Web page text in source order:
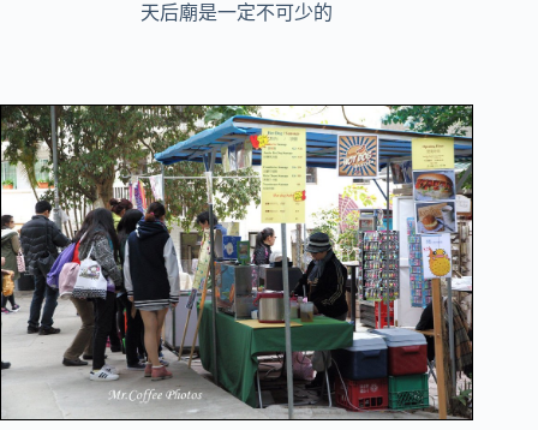
天后廟是一定不可少的